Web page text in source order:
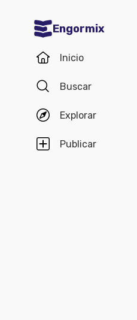
Engormix
Inicio
Buscar
Explorar
Publicar